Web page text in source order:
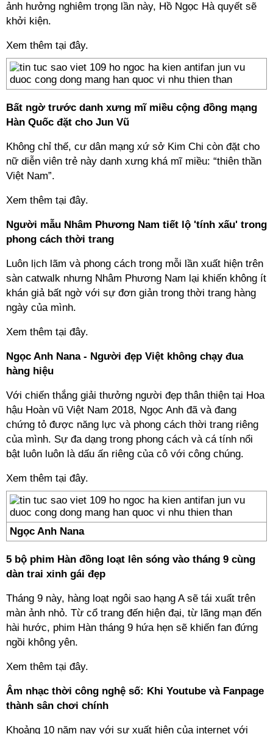
ảnh hưởng nghiêm trọng lần này, Hồ Ngọc Hà quyết sẽ
khởi kiện.
Xem thêm tại đây.
Bất ngờ trước danh xưng mĩ miều cộng đồng mạng
Hàn Quốc đặt cho Jun Vũ
Không chỉ thế, cư dân mạng xứ sở Kim Chi còn đặt cho
nữ diễn viên trẻ này danh xưng khá mĩ miều: “thiên thần
Việt Nam”.
Xem thêm tại đây.
Người mẫu Nhâm Phương Nam tiết lộ 'tính xấu' trong
phong cách thời trang
Luôn lịch lãm và phong cách trong mỗi lần xuất hiện trên
sàn catwalk nhưng Nhâm Phương Nam lại khiến không ít
khán giả bất ngờ với sự đơn giản trong thời trang hàng
ngày của mình.
Xem thêm tại đây.
Ngọc Anh Nana - Người đẹp Việt không chạy đua
hàng hiệu
Với chiến thắng giải thưởng người đẹp thân thiện tại Hoa
hậu Hoàn vũ Việt Nam 2018, Ngọc Anh đã và đang
chứng tỏ được năng lực và phong cách thời trang riêng
của mình. Sự đa dạng trong phong cách và cá tính nổi
bật luôn luôn là dấu ấn riêng của cô với công chúng.
Xem thêm tại đây.
Ngọc Anh Nana
5 bộ phim Hàn đồng loạt lên sóng vào tháng 9 cùng
dàn trai xinh gái đẹp
Tháng 9 này, hàng loạt ngôi sao hạng A sẽ tái xuất trên
màn ảnh nhỏ. Từ cổ trang đến hiện đại, từ lãng mạn đến
hài hước, phim Hàn tháng 9 hứa hẹn sẽ khiến fan đứng
ngồi không yên.
Xem thêm tại đây.
Âm nhạc thời công nghệ số: Khi Youtube và Fanpage
thành sân chơi chính
Khoảng 10 năm nay với sự xuất hiện của internet với